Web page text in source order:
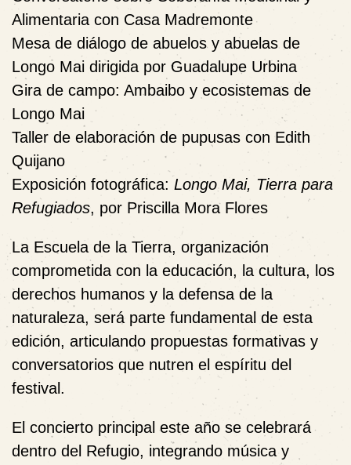
Alimentaria con Casa Madremonte
Mesa de diálogo de abuelos y abuelas de
Longo Mai dirigida por Guadalupe Urbina
Gira de campo: Ambaibo y ecosistemas de
Longo Mai
Taller de elaboración de pupusas con Edith
Quijano
Exposición fotográfica: Longo Mai, Tierra para
Refugiados, por Priscilla Mora Flores
La Escuela de la Tierra, organización
comprometida con la educación, la cultura, los
derechos humanos y la defensa de la
naturaleza, será parte fundamental de esta
edición, articulando propuestas formativas y
conversatorios que nutren el espíritu del
festival.
El concierto principal este año se celebrará
dentro del Refugio, integrando música y